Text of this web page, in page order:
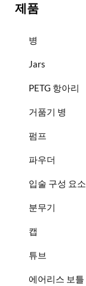
제품
병
Jars
PETG 항아리
거품기 병
펌프
파우더
입술 구성 요소
분무기
캡
튜브
에어리스 보틀